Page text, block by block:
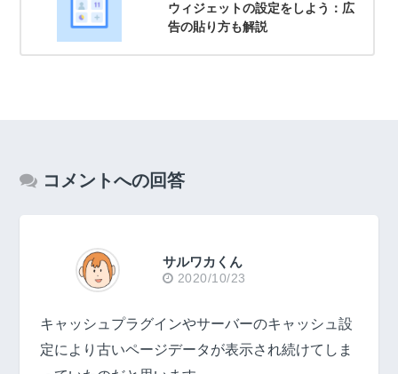
ウィジェットの設定をしよう：広
告の貼り方も解説
コメントへの回答
サルワカくん
2020/10/23
キャッシュプラグインやサーバーのキャッシュ設
定により古いページデータが表示され続けてしま